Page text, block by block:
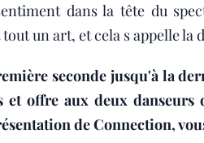
dans la tête du
un art, et cela s appelle la
seconde jusqu'à la
offre aux deux danseurs
de Connection,